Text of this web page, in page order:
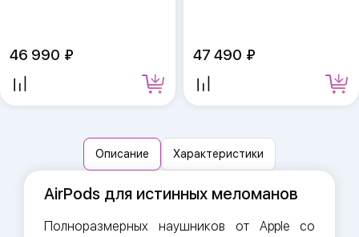
46 990 47 490
Описание Характеристики
AirPods для истинных меломанов
Полноразмерных наушников от Apple со